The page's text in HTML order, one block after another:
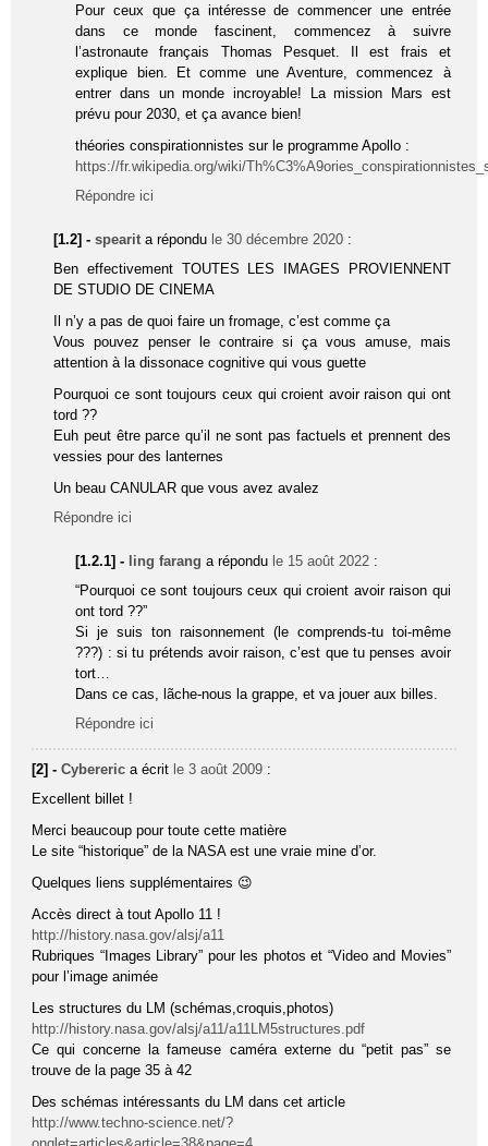
Pour ceux que ça intéresse de commencer une entrée
dans ce monde fascinent, commencez à suivre
l’astronaute français Thomas Pesquet. Il est frais et
explique bien. Et comme une Aventure, commencez à
entrer dans un monde incroyable! La mission Mars est
prévu pour 2030, et ça avance bien!
théories conspirationnistes sur le programme Apollo :
https://fr.wikipedia.org/wiki/
Répondre ici
[1.2] -spearit a répondu le 30 décembre 2020 :
Ben effectivement TOUTES LES IMAGES PROVIENNENT
DE STUDIO DE CINEMA
Il n’y a pas de quoi faire un fromage, c’est comme ça
Vous pouvez penser le contraire si ça vous amuse, mais
attention à la dissonace cognitive qui vous guette
Pourquoi ce sont toujours ceux qui croient avoir raison qui ont
tord ??
Euh peut être parce qu’il ne sont pas factuels et prennent des
vessies pour des lanternes
Un beau CANULAR que vous avez avalez
Répondre ici
[1.2.1] - ling farang a répondu le 15 août 2022 :
“Pourquoi ce sont toujours ceux qui croient avoir raison qui
ont tord ??”
Si je suis ton raisonnement (le comprends-tu toi-même
???) : si tu prétends avoir raison, c’est que tu penses avoir
tort…
Dans ce cas, lãche-nous la grappe, et va jouer aux billes.
Répondre ici
[2] -Cybereric a écrit le 3 août 2009 :
Excellent billet !
Merci beaucoup pour toute cette matière
Le site “historique” de la NASA est une vraie mine d’or.
Quelques liens supplémentaires 😉
Accès direct à tout Apollo 11 !
http://history.nasa.gov/alsj/a11
Rubriques “Images Library” pour les photos et “Video and Movies”
pour l’image animée
Les structures du LM (schémas,croquis,photos)
http://history.nasa.gov/alsj/a11/a11LM5structures.pdf
Ce qui concerne la fameuse caméra externe du “petit pas” se
trouve de la page 35 à 42
Des schémas intéressants du LM dans cet article
http://www.techno-science.net/?